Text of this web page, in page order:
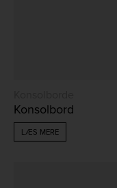
Konsolbord
LÆS MERE